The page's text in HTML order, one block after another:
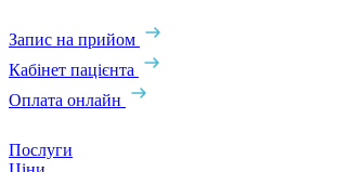
Запис на прийом
Кабінет пацієнта
Оплата онлайн
Послуги